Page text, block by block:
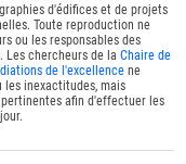
d'édifices et de projets
Toute reproduction ne
ou les responsables des
Les chercheurs de laChaire de
de l'excellence ne
les inexactitudes, mais
afin d'effectuer les